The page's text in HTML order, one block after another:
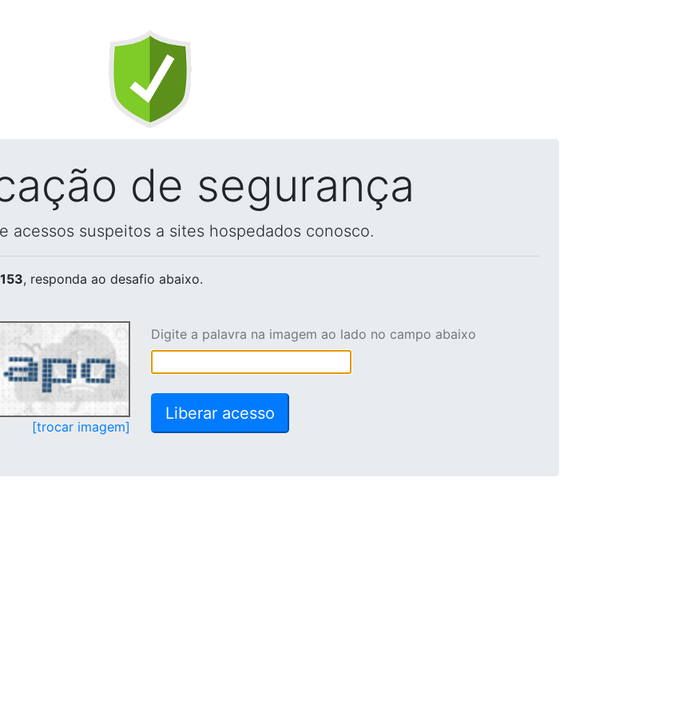
de segurança
acessos suspeitos a sites hospedados conosco.
, responda ao desafio abaixo.
[trocar imagem]
Digite a palavra na imagem ao lado no campo abaixo